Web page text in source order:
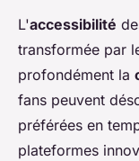
L'accessibilité
transformée par
profondément la
fans peuvent
préférées en
plateformes